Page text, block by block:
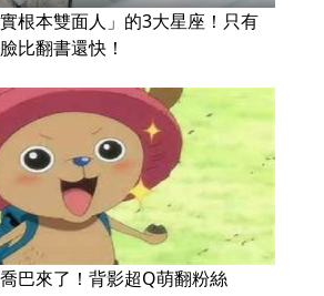
根本雙面人」的3大星座！只有
比翻書還快！
巴來了！背影超Q萌翻粉絲